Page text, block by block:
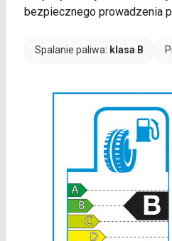
bezpiecznego prowadzenia
Spalanie paliwa: klasa B